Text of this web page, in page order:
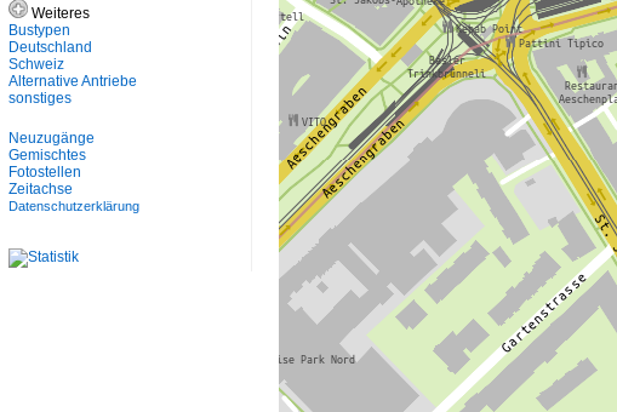
Weiteres
Bustypen
Deutschland
Schweiz
Alternative Antriebe
sonstiges
Neuzugänge
Gemischtes
Fotostellen
Zeitachse
Datenschutzerklärung